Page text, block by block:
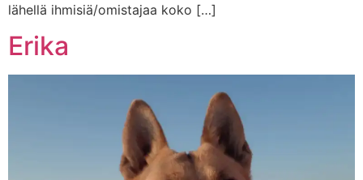
lähellä ihmisiä/omistajaa koko […]
Erika